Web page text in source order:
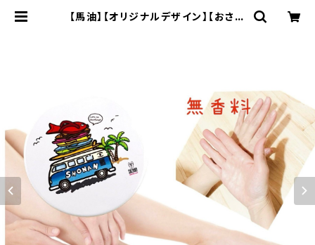
【馬油】【オリジナルデザイン】【おさか